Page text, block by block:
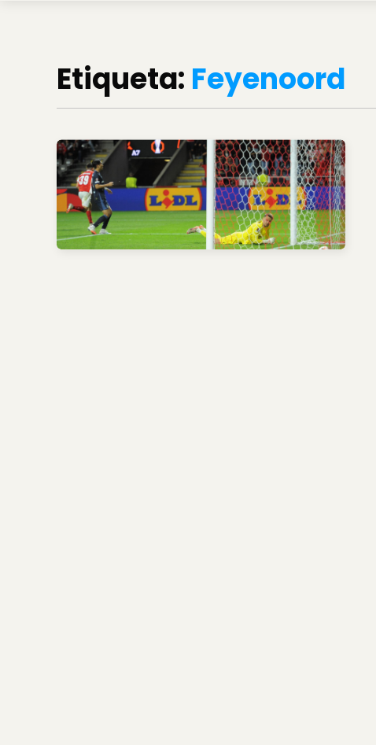
Etiqueta: Feyenoord